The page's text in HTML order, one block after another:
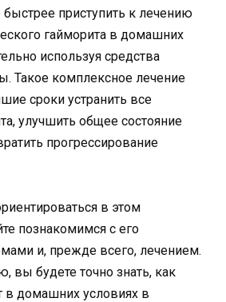
приступить к лечению
гайморита в домашних
используя средства
Такое комплексное лечение
сроки устранить все
улучшить общее состояние
прогрессирование
в этом
познакомимся с его
и, прежде всего, лечением.
вы будете точно знать, как
в домашних условиях в